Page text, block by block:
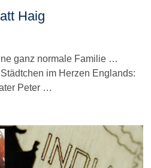
Haig
ganz normale Familie …
im Herzen Englands:
Peter …